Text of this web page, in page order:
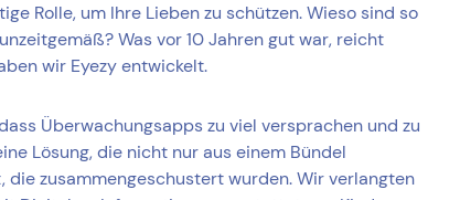
Rolle, um Ihre Lieben zu schützen. Wieso sind so
Was vor 10 Jahren gut war, reicht
wir Eyezy entwickelt.
Überwachungsapps zu viel versprachen und zu
Lösung, die nicht nur aus einem Bündel
zusammengeschustert wurden. Wir verlangten